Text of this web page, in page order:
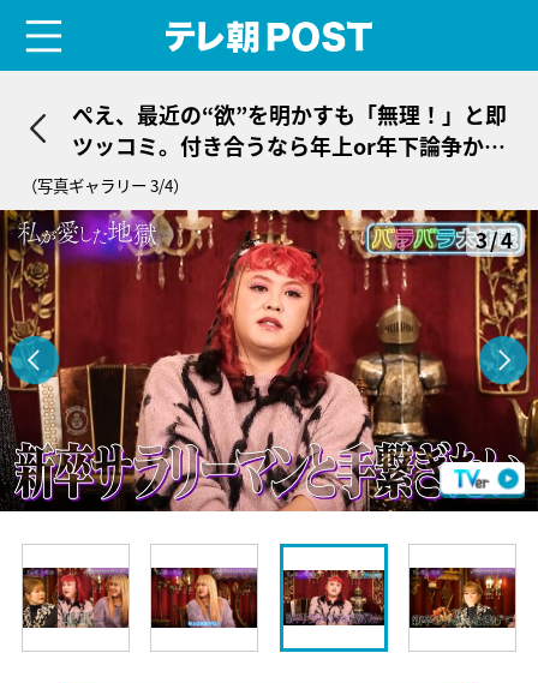
ぺえ、最近の“欲”を明かすも「無理！」と即
ツッコミ。付き合うなら年上or年下論争から
「新卒のサラリーマンと…」
（写真ギャラリー 3/4）
3/4